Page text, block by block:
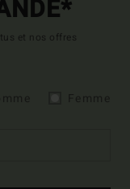
et nos offres